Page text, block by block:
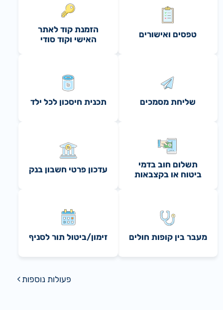
טפסים ואישורים
הזמנת קוד לאתר
האישי וקוד סודי
שליחת מסמכים תכנית חיסכון לכל ילד
תשלום חוב בדמי
ביטוח או בקצבאות
עדכון פרטי חשבון בנק
מעבר בין קופות חולים זימון/ביטול תור לסניף
פעולות נוספות